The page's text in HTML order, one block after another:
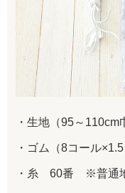
生地（95～110cm
ゴム（8コール×1.5
糸 60番 ※普通地